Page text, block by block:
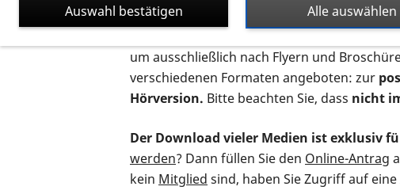
Auf dieser Seite finden Sie sämtliches
um ausschließlich nach Flyern und
verschiedenen Formaten angeboten: zur
Hörversion. Bitte beachten Sie, dass nicht
Der Download vieler Medien ist exklusiv
werden? Dann füllen Sie den Online-Antrag
kein Mitglied sind, haben Sie Zugriff auf
Alle auswählen
Auswahl bestätigen